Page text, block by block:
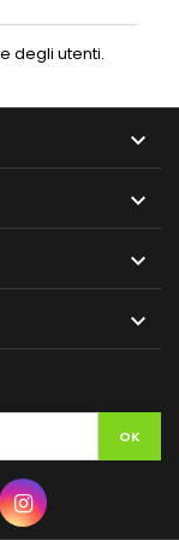
degli utenti.



